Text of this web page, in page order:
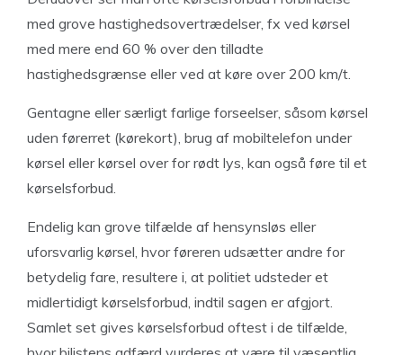
med grove hastighedsovertrædelser, fx ved kørsel
med mere end 60 % over den tilladte
hastighedsgrænse eller ved at køre over 200 km/t.
Gentagne eller særligt farlige forseelser, såsom kørsel
uden førerret (kørekort), brug af mobiltelefon under
kørsel eller kørsel over for rødt lys, kan også føre til et
kørselsforbud.
Endelig kan grove tilfælde af hensynsløs eller
uforsvarlig kørsel, hvor føreren udsætter andre for
betydelig fare, resultere i, at politiet udsteder et
midlertidigt kørselsforbud, indtil sagen er afgjort.
Samlet set gives kørselsforbud oftest i de tilfælde,